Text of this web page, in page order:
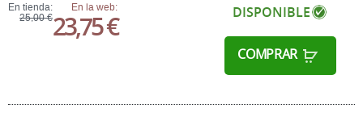
En tienda:
25,00 €
En la web:
23,75 € DISPONIBLE
COMPRAR